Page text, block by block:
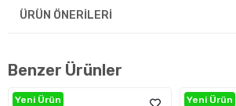
ÜRÜN ÖNERILERI
Benzer Ürünler
Yeni Ürün Yeni Ürün